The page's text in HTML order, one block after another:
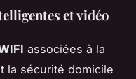
et vidéo
associées à la
la sécurité domicile